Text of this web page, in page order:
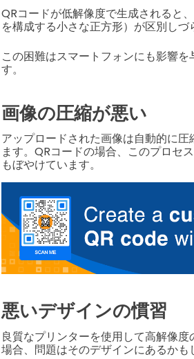
QRコードが低解像度で生成されると
を構成する小さな正方形）が区別しづ
この困難はスマートフォンにも影響
す。
画像の圧縮が悪い
アップロードされた画像は自動的に
ます。QRコードの場合、このプロセ
もぼやけています。
悪いデザインの慣習
良質なプリンターを使用して高解像
場合、問題はそのデザインにあるかも